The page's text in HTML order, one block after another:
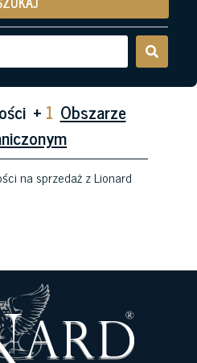
+ 1 Obszarze
na sprzedaż z Lionard